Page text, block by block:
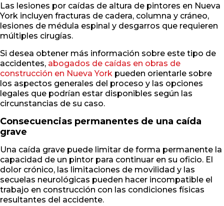
Las lesiones por caídas de altura de pintores en Nueva
York incluyen fracturas de cadera, columna y cráneo,
lesiones de médula espinal y desgarros que requieren
múltiples cirugías.
Si desea obtener más información sobre este tipo de
accidentes, abogados de caídas en obras de
construcción en Nueva York pueden orientarle sobre
los aspectos generales del proceso y las opciones
legales que podrían estar disponibles según las
circunstancias de su caso.
Consecuencias permanentes de una caída
grave
Una caída grave puede limitar de forma permanente la
capacidad de un pintor para continuar en su oficio. El
dolor crónico, las limitaciones de movilidad y las
secuelas neurológicas pueden hacer incompatible el
trabajo en construcción con las condiciones físicas
resultantes del accidente.